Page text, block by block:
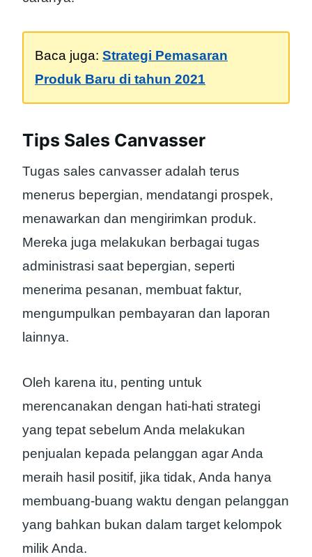
Baca juga: Strategi Pemasaran
Produk Baru di tahun 2021
Tips Sales Canvasser
Tugas sales canvasser adalah terus
menerus bepergian, mendatangi prospek,
menawarkan dan mengirimkan produk.
Mereka juga melakukan berbagai tugas
administrasi saat bepergian, seperti
menerima pesanan, membuat faktur,
mengumpulkan pembayaran dan laporan
lainnya.
Oleh karena itu, penting untuk
merencanakan dengan hati-hati strategi
yang tepat sebelum Anda melakukan
penjualan kepada pelanggan agar Anda
meraih hasil positif, jika tidak, Anda hanya
membuang-buang waktu dengan pelanggan
yang bahkan bukan dalam target kelompok
milik Anda.